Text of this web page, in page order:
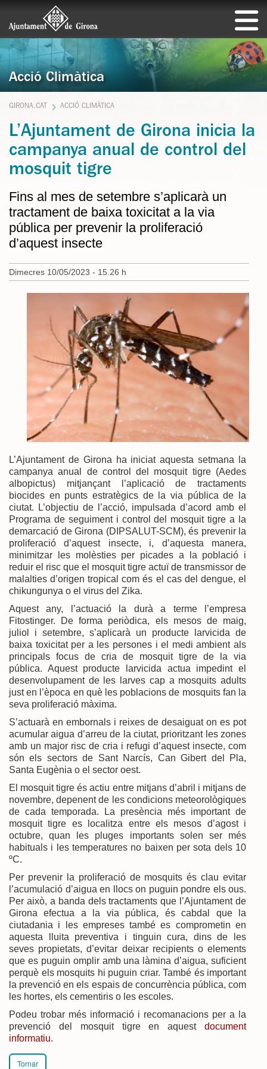
Acció Climàtica
GIRONA.CAT ACCIÓ CLIMÀTICA
L’Ajuntament de Girona inicia la
campanya anual de control del
mosquit tigre
Fins al mes de setembre s’aplicarà un
tractament de baixa toxicitat a la via
pública per prevenir la proliferació
d’aquest insecte
Dimecres 10/05/2023 - 15.26 h
L’Ajuntament de Girona ha iniciat aquesta setmana la
campanya anual de control del mosquit tigre (Aedes
albopictus) mitjançant l’aplicació de tractaments
biocides en punts estratègics de la via pública de la
ciutat. L’objectiu de l’acció, impulsada d’acord amb el
Programa de seguiment i control del mosquit tigre a la
demarcació de Girona (DIPSALUT-SCM), és prevenir la
proliferació d’aquest insecte, i, d’aquesta manera,
minimitzar les molèsties per picades a la població i
reduir el risc que el mosquit tigre actuï de transmissor de
malalties d’origen tropical com és el cas del dengue, el
chikungunya o el virus del Zika.
Aquest any, l’actuació la durà a terme l’empresa
Fitostinger. De forma periòdica, els mesos de maig,
juliol i setembre, s’aplicarà un producte larvicida de
baixa toxicitat per a les persones i el medi ambient als
principals focus de cria de mosquit tigre de la via
pública. Aquest producte larvicida actua impedint el
desenvolupament de les larves cap a mosquits adults
just en l’època en què les poblacions de mosquits fan la
seva proliferació màxima.
S’actuarà en embornals i reixes de desaiguat on es pot
acumular aigua d’arreu de la ciutat, prioritzant les zones
amb un major risc de cria i refugi d’aquest insecte, com
són els sectors de Sant Narcís, Can Gibert del Pla,
Santa Eugènia o el sector oest.
El mosquit tigre és actiu entre mitjans d’abril i mitjans de
novembre, depenent de les condicions meteorològiques
de cada temporada. La presència més important de
mosquit tigre es localitza entre els mesos d’agost i
octubre, quan les pluges importants solen ser més
habituals i les temperatures no baixen per sota dels 10
ºC.
Per prevenir la proliferació de mosquits és clau evitar
l’acumulació d’aigua en llocs on puguin pondre els ous.
Per això, a banda dels tractaments que l’Ajuntament de
Girona efectua a la via pública, és cabdal que la
ciutadania i les empreses també es comprometin en
aquesta lluita preventiva i tinguin cura, dins de les
seves propietats, d’evitar deixar recipients o elements
que es puguin omplir amb una làmina d’aigua, suficient
perquè els mosquits hi puguin criar. També és important
la prevenció en els espais de concurrència pública, com
les hortes, els cementiris o les escoles.
Podeu trobar més informació i recomanacions per a la
prevenció del mosquit tigre en aquest document
informatiu.
Tornar